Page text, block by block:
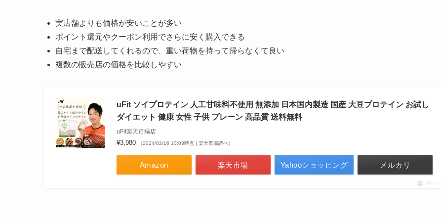
実店舗よりも価格が安いことが多い
ポイント還元やクーポン利用でさらに安く購入できる
自宅まで配送してくれるので、重い荷物を持って帰らなくて良い
複数の販売店の価格を比較しやすい
uFit ソイプロテイン 人工甘味料不使用 無添加 日本国内製造 国産 大豆プロテイン お試し
ダイエット 健康 女性 子供 プレーン 高品質 送料無料
uFit楽天市場店
¥3,980 （2024/02/16 10:03時点 | 楽天市場調べ）
Amazon 楽天市場 Yahooショッピング メルカリ
ポチップ